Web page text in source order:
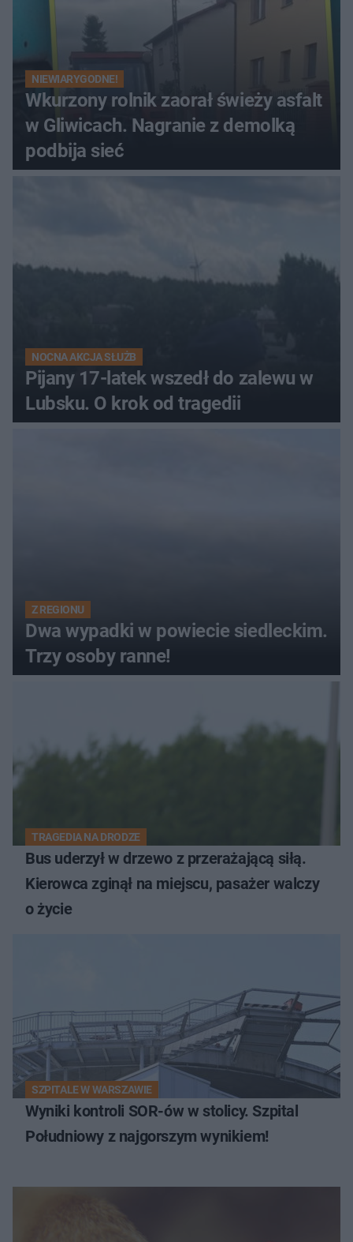
NIEWIARYGODNE!
Wkurzony rolnik zaorał świeży asfalt
w Gliwicach. Nagranie z demolką
podbija sieć
NOCNA AKCJA SŁUŻB
Pijany 17-latek wszedł do zalewu w
Lubsku. O krok od tragedii
Z REGIONU
Dwa wypadki w powiecie siedleckim.
Trzy osoby ranne!
TRAGEDIA NA DRODZE
Bus uderzył w drzewo z przerażającą siłą.
Kierowca zginął na miejscu, pasażer walczy
o życie
SZPITALE W WARSZAWIE
Wyniki kontroli SOR-ów w stolicy. Szpital
Południowy z najgorszym wynikiem!